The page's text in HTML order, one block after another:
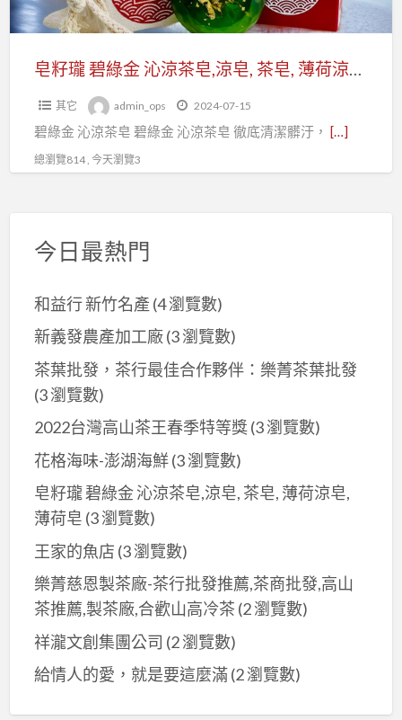
涼
茶
皂籽瓏 碧綠金 沁涼茶皂,涼皂, 茶皂, 薄荷涼皂, 薄荷皂
其它 admin_ops 2024-07-15
碧綠金 沁涼茶皂 碧綠金 沁涼茶皂 徹底清潔髒汙， […]
總瀏覽814 , 今天瀏覽3
今日最熱門
和益行 新竹名產 (4 瀏覽數)
新義發農產加工廠(3 瀏覽數)
茶葉批發，茶行最佳合作夥伴：樂菁茶葉批發
(3 瀏覽數)
2022台灣高山茶王春季特等獎(3 瀏覽數)
花格海味-澎湖海鮮(3 瀏覽數)
皂籽瓏 碧綠金 沁涼茶皂,涼皂, 茶皂, 薄荷涼皂,
薄荷皂 (3 瀏覽數)
王家的魚店 (3 瀏覽數)
樂菁慈恩製茶廠-茶行批發推薦,茶商批發,高山
茶推薦,製茶廠,合歡山高冷茶 (2 瀏覽數)
祥瀧文創集團公司 (2 瀏覽數)
給情人的愛，就是要這麼滿(2 瀏覽數)